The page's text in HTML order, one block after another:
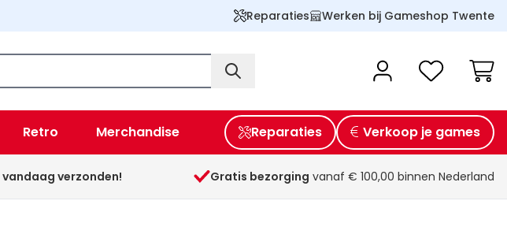
Reparaties Werken bij Gameshop Twente
Retro Merchandise Reparaties Verkoop je games
vandaag verzonden! Gratis bezorging vanaf € 100,00 binnen Nederland